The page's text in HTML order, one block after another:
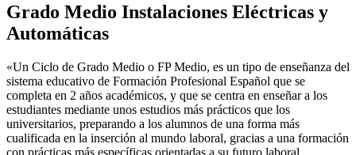
Grado Medio Instalaciones Eléctricas y
Automáticas
«Un Ciclo de Grado Medio o FP Medio, es un tipo de enseñanza del
sistema educativo de Formación Profesional Español que se
completa en 2 años académicos, y que se centra en enseñar a los
estudiantes mediante unos estudios más prácticos que los
universitarios, preparando a los alumnos de una forma más
cualificada en la inserción al mundo laboral, gracias a una formación
con prácticas más específicas orientadas a su futuro laboral.